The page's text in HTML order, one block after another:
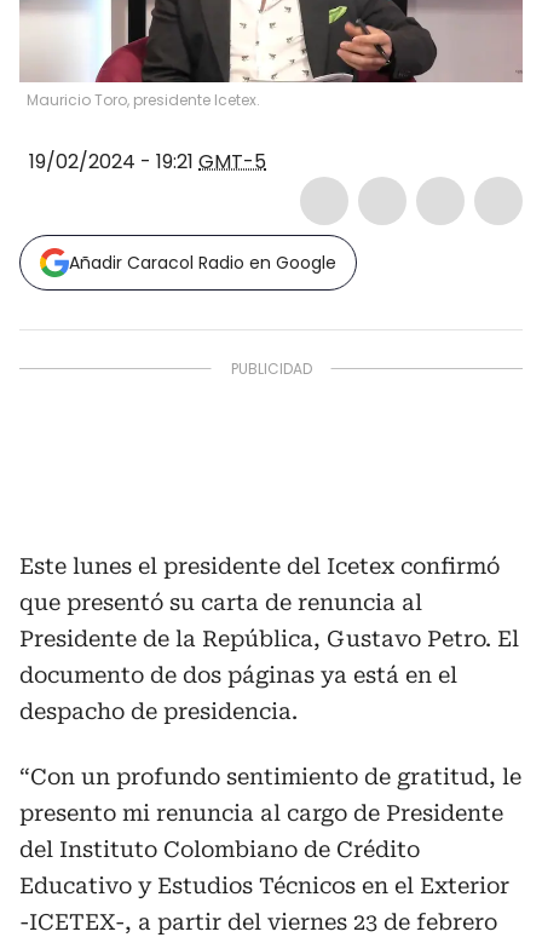
Mauricio Toro, presidente Icetex.
19/02/2024 - 19:21 GMT-5
Añadir Caracol Radio en Google
Este lunes el presidente del Icetex confirmó
que presentó su carta de renuncia al
Presidente de la República, Gustavo Petro. El
documento de dos páginas ya está en el
despacho de presidencia.
“Con un profundo sentimiento de gratitud, le
presento mi renuncia al cargo de Presidente
del Instituto Colombiano de Crédito
Educativo y Estudios Técnicos en el Exterior
-ICETEX-, a partir del viernes 23 de febrero